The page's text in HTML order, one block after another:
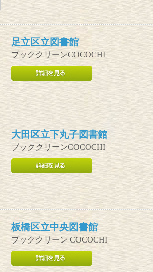
足立区立図書館
ブッククリーンCOCOCHI
大田区立下丸子図書館
ブッククリーンCOCOCHI
板橋区立中央図書館
ブッククリーン COCOCHI